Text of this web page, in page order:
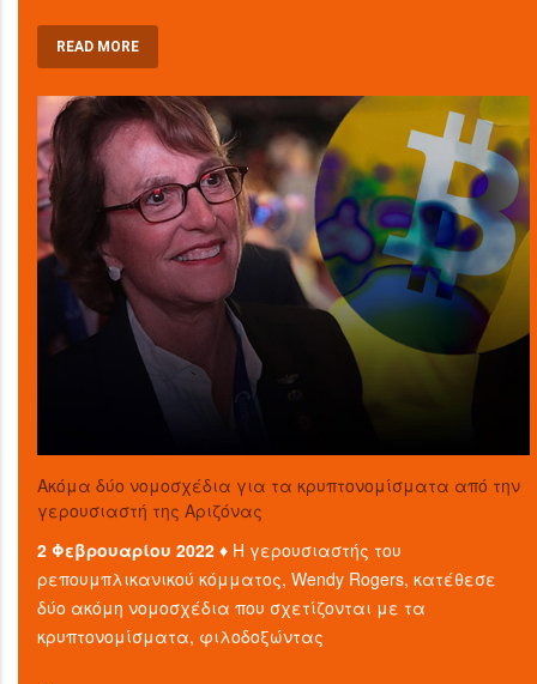
READ MORE
Ακόμα δύο νομοσχέδια για τα κρυπτονομίσματα από την
γερουσιαστή της Αριζόνας
2 Φεβρουαρίου 2022 ♦ Η γερουσιαστής του
ρεπουμπλικανικού κόμματος, Wendy Rogers, κατέθεσε
δύο ακόμη νομοσχέδια που σχετίζονται με τα
κρυπτονομίσματα, φιλοδοξώντας